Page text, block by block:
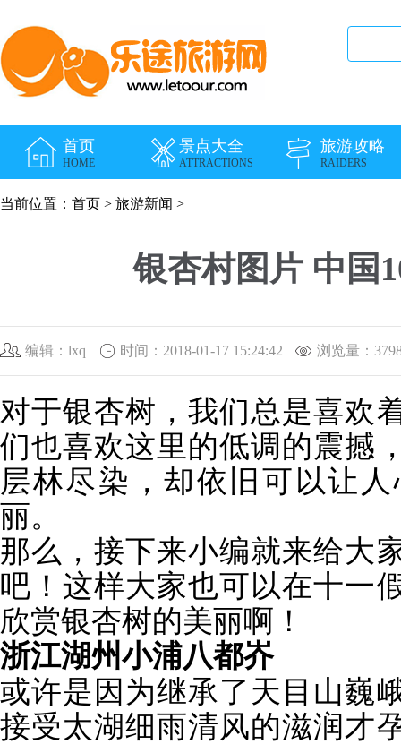
首页
HOME
景点大全
ATTRACTIONS
旅游攻略
RAIDERS
当前位置： 首页 > 旅游新闻 >
银杏村图片 中国
编辑：lxq 时间：2018-01-17 15:24:42 浏览量：3
对于银杏树，我们总是喜欢
们也喜欢这里的低调的震撼
层林尽染，却依旧可以让
丽。
那么，接下来小编就来给大
吧！这样大家也可以在十一
欣赏银杏树的美丽啊！
浙江湖州小浦八都岕
或许是因为继承了天目山巍
接受太湖细雨清风的滋润才